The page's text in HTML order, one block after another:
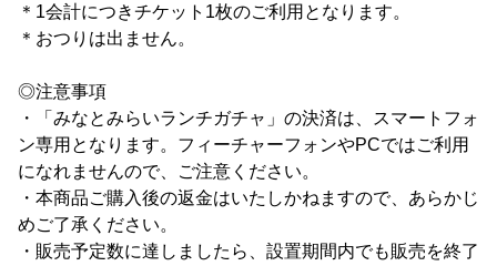
＊1会計につきチケット1枚のご利用となります。
＊おつりは出ません。
◎注意事項
・「みなとみらいランチガチャ」の決済は、スマートフォ
ン専用となります。フィーチャーフォンやPCではご利用
になれませんので、ご注意ください。
・本商品ご購入後の返金はいたしかねますので、あらかじ
めご了承ください。
・販売予定数に達しましたら、設置期間内でも販売を終了